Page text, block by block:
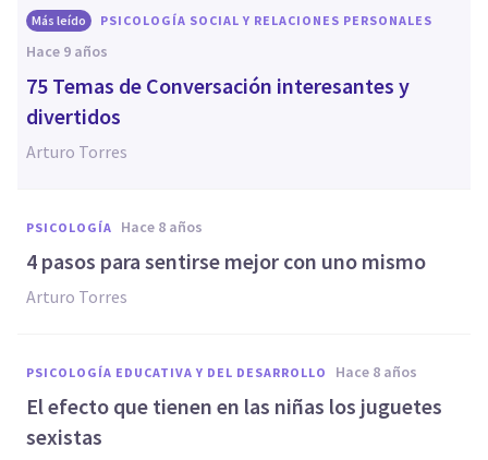
Más leído PSICOLOGÍA SOCIAL Y RELACIONES PERSONALES
hace 9 años
75 Temas de Conversación interesantes y
divertidos
Arturo Torres
PSICOLOGÍA hace 8 años
4 pasos para sentirse mejor con uno mismo
Arturo Torres
PSICOLOGÍA EDUCATIVA Y DEL DESARROLLO hace 8 años
El efecto que tienen en las niñas los juguetes
sexistas